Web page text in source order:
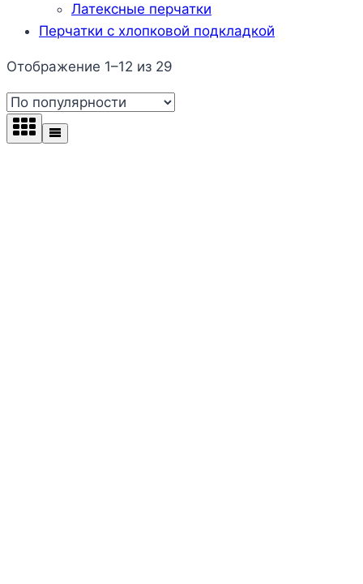
Латексные перчатки
Перчатки с хлопковой подкладкой
Отображение 1–12 из 29
популярности